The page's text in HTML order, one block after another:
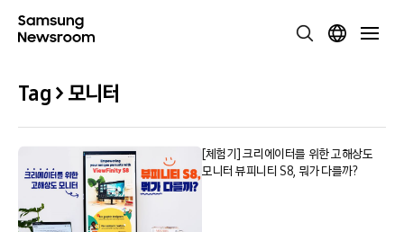
Tag > 모니터
[체험기] 크리에이터를 위한 고해상도
모니터 뷰피니티 S8, 뭐가 다를까?